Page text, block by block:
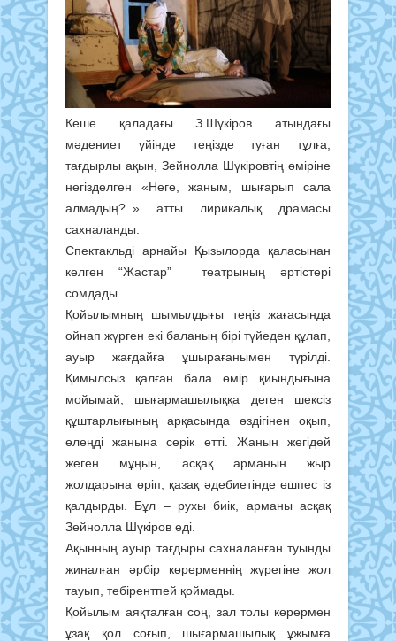
Кеше қаладағы З.Шүкіров атындағы
мәдениет үйінде теңізде туған тұлға,
тағдырлы ақын, Зейнолла Шүкіровтің өміріне
негізделген «Неге, жаным, шығарып сала
алмадың?..» атты лирикалық драмасы
сахналанды.
Спектакльді арнайы Қызылорда қаласынан
келген “Жастар” театрының әртістері
сомдады.
Қойылымның шымылдығы теңіз жағасында
ойнап жүрген екі баланың бірі түйеден құлап,
ауыр жағдайға ұшырағанымен түрілді.
Қимылсыз қалған бала өмір қиындығына
мойымай, шығармашылыққа деген шексіз
құштарлығының арқасында өздігінен оқып,
өлеңді жанына серік етті. Жанын жегідей
жеген мұңын, асқақ арманын жыр
жолдарына өріп, қазақ әдебиетінде өшпес із
қалдырды. Бұл – рухы биік, арманы асқақ
Зейнолла Шүкіров еді.
Ақынның ауыр тағдыры сахналанған туынды
жиналған әрбір көрерменнің жүрегіне жол
тауып, тебірентпей қоймады.
Қойылым аяқталған соң, зал толы көрермен
ұзақ қол соғып, шығармашылық ұжымға